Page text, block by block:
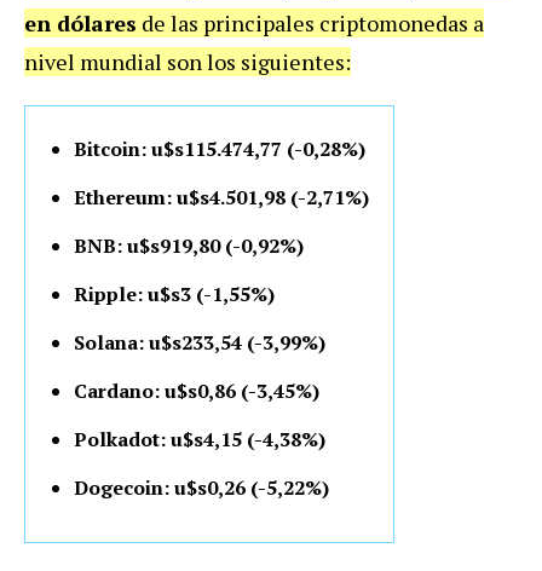
en dólares de las principales criptomonedas a
nivel mundial son los siguientes:
Bitcoin: u$s115.474,77 (-0,28%)
Ethereum: u$s4.501,98 (-2,71%)
BNB: u$s919,80 (-0,92%)
Ripple: u$s3 (-1,55%)
Solana: u$s233,54 (-3,99%)
Cardano: u$s0,86 (-3,45%)
Polkadot: u$s4,15 (-4,38%)
Dogecoin: u$s0,26 (-5,22%)